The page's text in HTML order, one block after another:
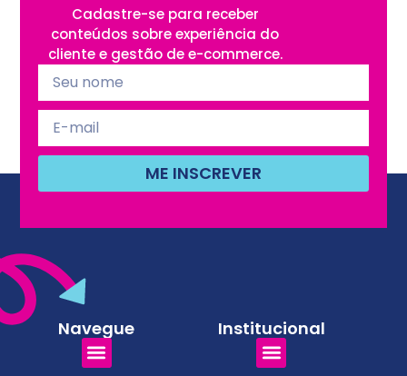
Cadastre-se para receber
conteúdos sobre experiência do
cliente e gestão de e-commerce.
ME INSCREVER
Navegue Institucional